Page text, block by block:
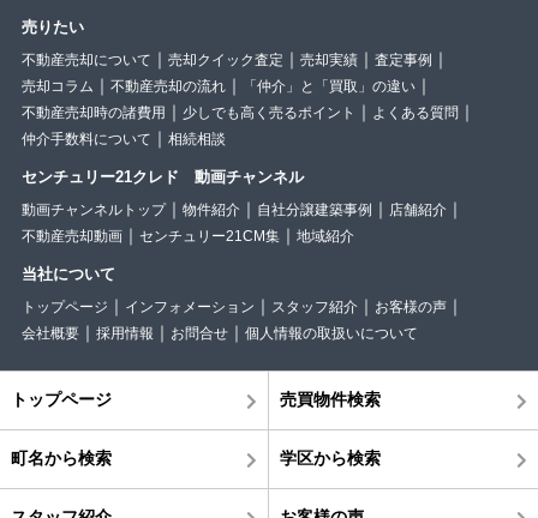
売りたい
不動産売却について 売却クイック査定 売却実績
査定事例
売却コラム
不動産売却の流れ
「仲介」と「買取」の違い
不動産売却時の諸費用
少しでも高く売るポイント
よくある質問
仲介手数料について
相続相談
センチュリー21クレド 動画チャンネル
動画チャンネルトップ 物件紹介 自社分譲建築事例
店舗紹介
不動産売却動画
センチュリー21CM集 地域紹介
当社について
トップページ インフォメーション スタッフ紹介
お客様の声
会社概要
採用情報 お問合せ 個人情報の取扱いについて
トップページ 売買物件検索
町名から検索 学区から検索